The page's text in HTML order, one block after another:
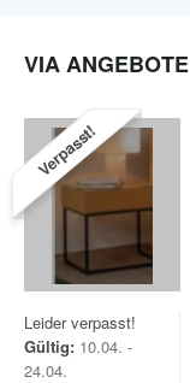
VIA
Verpasst!
Leider verpasst!
Gültig: 10.04. -
24.04.